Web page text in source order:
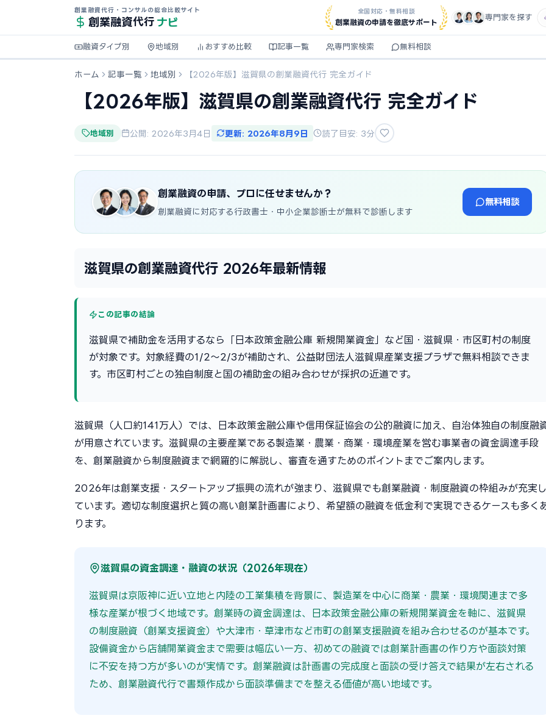
創業融資代行・コンサルの総合比較サイト
創業融資代行 ナビ
全国対応・無料相談
創業融資の申請を徹底サポート
専門家を探す
融資タイプ別 地域別 おすすめ比較 記事一覧 専門家検索 無料相談
ホーム 記事一覧 地域別 【2026年版】滋賀県の創業融資代行 完全ガイド
【2026年版】滋賀県の創業融資代行 完全ガイド
地域別 公開: 2026年3月4日 更新: 2026年8月9日 読了目安: 3分
創業融資の申請、プロに任せませんか？
創業融資に対応する行政書士・中小企業診断士が無料で診断します
無料相談
滋賀県の創業融資代行 2026年最新情報
この記事の結論
滋賀県で補助金を活用するなら「日本政策金融公庫 新規開業資金」など国・滋賀県・市区町村の制度
が対象です。対象経費の1/2〜2/3が補助され、公益財団法人滋賀県産業支援プラザで無料相談できま
す。市区町村ごとの独自制度と国の補助金の組み合わせが採択の近道です。
滋賀県（人口約141万人）では、日本政策金融公庫や信用保証協会の公的融資に加え、自治体独自の制度融
が用意されています。滋賀県の主要産業である製造業・農業・商業・環境産業を営む事業者の資金調達手段
を、創業融資から制度融資まで網羅的に解説し、審査を通すためのポイントまでご案内します。
2026年は創業支援・スタートアップ振興の流れが強まり、滋賀県でも創業融資・制度融資の枠組みが充実し
ています。適切な制度選択と質の高い創業計画書により、希望額の融資を低金利で実現できるケースも多く
ります。
滋賀県の資金調達・融資の状況（2026年現在）
滋賀県は京阪神に近い立地と内陸の工業集積を背景に、製造業を中心に商業・農業・環境関連まで多
様な産業が根づく地域です。創業時の資金調達は、日本政策金融公庫の新規開業資金を軸に、滋賀県
の制度融資（創業支援資金）や大津市・草津市など市町の創業支援融資を組み合わせるのが基本です。
設備資金から店舗開業資金まで需要は幅広い一方、初めての融資では創業計画書の作り方や面談対策
に不安を持つ方が多いのが実情です。創業融資は計画書の完成度と面談の受け答えで結果が左右される
ため、創業融資代行で書類作成から面談準備までを整える価値が高い地域です。